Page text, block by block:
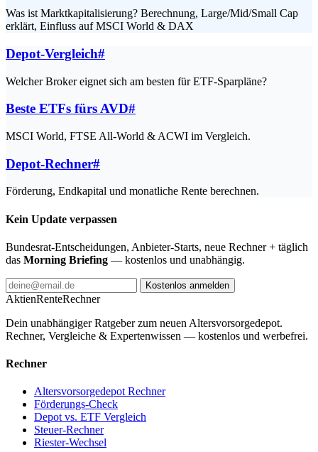
Was ist Marktkapitalisierung? Berechnung, Large/Mid/Small Cap
erklärt, Einfluss auf MSCI World & DAX
Depot-Vergleich#
Welcher Broker eignet sich am besten für ETF-Sparpläne?
Beste ETFs fürs AVD#
MSCI World, FTSE All-World & ACWI im Vergleich.
Depot-Rechner#
Förderung, Endkapital und monatliche Rente berechnen.
Kein Update verpassen
Bundesrat-Entscheidungen, Anbieter-Starts, neue Rechner + täglich
das Morning Briefing — kostenlos und unabhängig.
Kostenlos anmelden
AktienRenteRechner
Dein unabhängiger Ratgeber zum neuen Altersvorsorgedepot.
Rechner, Vergleiche & Expertenwissen — kostenlos und werbefrei.
Rechner
Altersvorsorgedepot Rechner
Förderungs-Check
Depot vs. ETF Vergleich
Steuer-Rechner
Riester-Wechsel